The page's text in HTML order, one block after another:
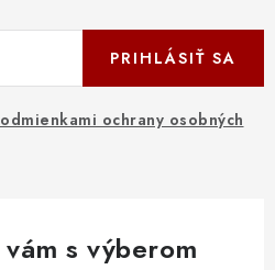
ochrany osobných
PRIHLÁSIŤ SA
s výberom